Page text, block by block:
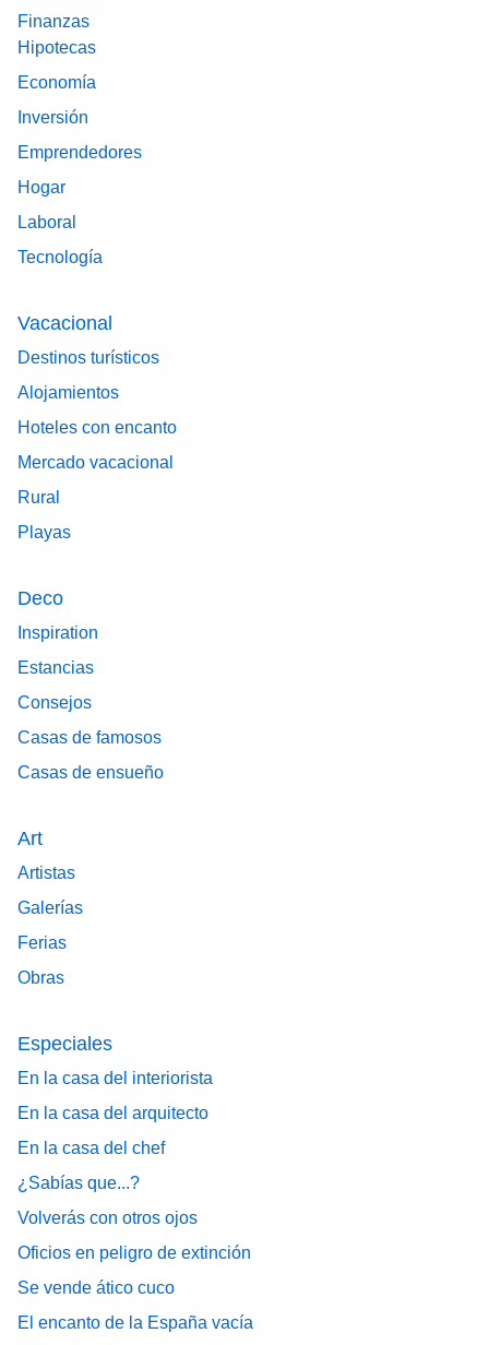
Finanzas
Hipotecas
Economía
Inversión
Emprendedores
Hogar
Laboral
Tecnología
Vacacional
Destinos turísticos
Alojamientos
Hoteles con encanto
Mercado vacacional
Rural
Playas
Deco
Inspiration
Estancias
Consejos
Casas de famosos
Casas de ensueño
Art
Artistas
Galerías
Ferias
Obras
Especiales
En la casa del interiorista
En la casa del arquitecto
En la casa del chef
¿Sabías que...?
Volverás con otros ojos
Oficios en peligro de extinción
Se vende ático cuco
El encanto de la España vacía